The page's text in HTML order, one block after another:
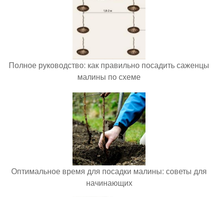
Полное руководство: как правильно посадить саженцы
малины по схеме
Оптимальное время для посадки малины: советы для
начинающих